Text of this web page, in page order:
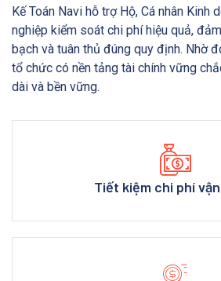
Kế Toán Navi hỗ trợ Hộ, Cá nhân Kinh
nghiệp kiểm soát chi phí hiệu quả,
bạch và tuân thủ đúng quy định. Nhờ
tổ chức có nền tảng tài chính vững
dài và bền vững.
Tiết kiệm chi phí